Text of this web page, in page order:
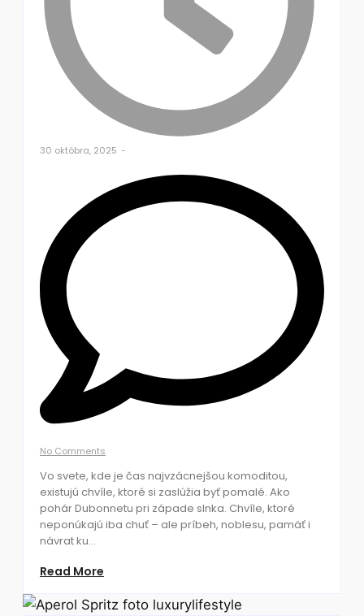
30 októbra, 2025 -
No Comments
Vo svete, kde je čas najvzácnejšou komoditou,
existujú chvíle, ktoré si zaslúžia byť pomalé. Ako
pohár Dubonnetu pri západe slnka. Chvíle, ktoré
neponúkajú iba chuť – ale príbeh, noblesu, pamäť i
návrat ku...
Read More